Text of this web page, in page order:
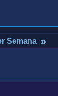
»